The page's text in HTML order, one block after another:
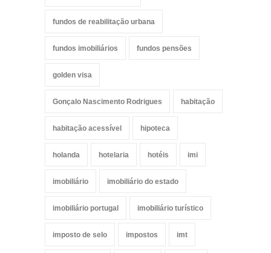
fundos de reabilitação urbana
fundos imobiliários fundos pensões
golden visa
Gonçalo Nascimento Rodrigues habitação
habitação acessível hipoteca
holanda hotelaria hotéis imi
imobiliário imobiliário do estado
imobiliário portugal imobiliário turístico
imposto de selo impostos imt